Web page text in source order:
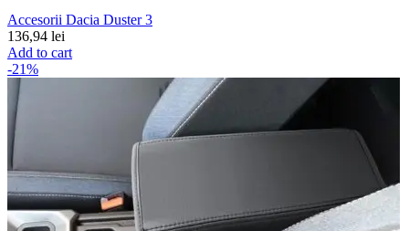
Accesorii Dacia Duster 3
136,94 lei
Add to cart
-21%